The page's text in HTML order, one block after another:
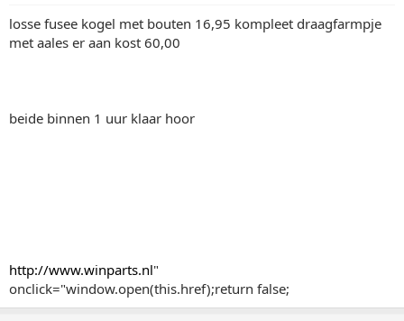
losse fusee kogel met bouten 16,95 kompleet draagfarmpje
met aales er aan kost 60,00
beide binnen 1 uur klaar hoor
http://www.winparts.nl"
onclick="window.open(this.href);return false;